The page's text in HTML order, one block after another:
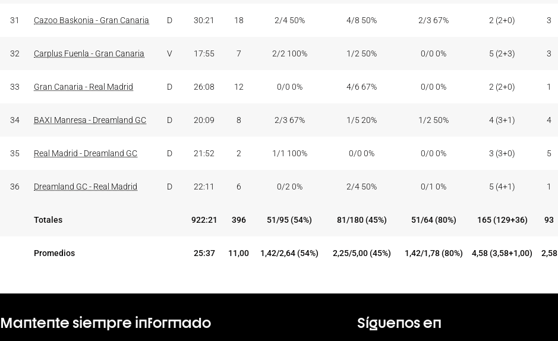
31 Cazoo Baskonia - Gran Canaria D 30:21 18 2/4 50% 4/8 50% 2/3 67% 2 (2+0) 3
32 Carplus Fuenla - Gran Canaria V 17:55 7 2/2 100% 1/2 50% 0/0 0% 5 (2+3) 3
33 Gran Canaria - Real Madrid D 26:08 12 0/0 0% 4/6 67% 0/0 0% 2 (2+0) 1
34 BAXI Manresa - Dreamland GC D 20:09 8 2/3 67% 1/5 20% 1/2 50% 4 (3+1) 4
35 Real Madrid - Dreamland GC D 21:52 2 1/1 100% 0/0 0% 0/0 0% 3 (3+0) 5
36 Dreamland GC - Real Madrid D 22:11 6 0/2 0% 2/4 50% 0/1 0% 5 (4+1) 1
Totales 922:21 396 51/95 (54%) 81/180 (45%) 51/64 (80%) 165 (129+36) 93
Promedios 25:37 11,00 1,42/2,64 (54%) 2,25/5,00 (45%) 1,42/1,78 (80%) 4,58 (3,58+1,00) 2,58
Mantente siempre informado Síguenos en